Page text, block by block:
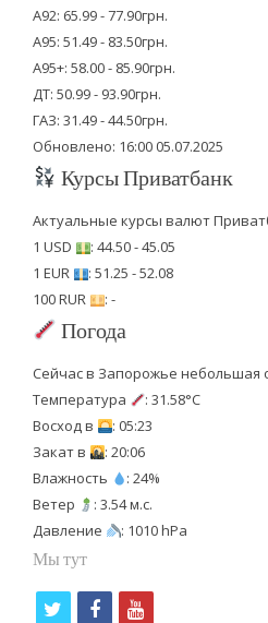
А92: 65.99 - 77.90грн.
А95: 51.49 - 83.50грн.
А95+: 58.00 - 85.90грн.
ДТ: 50.99 - 93.90грн.
ГАЗ: 31.49 - 44.50грн.
Обновлено: 16:00 05.07.2025
Курсы Приватбанк
Актуальные курсы валют
1 USD
: 44.50 - 45.05
1 EUR
: 51.25 - 52.08
100 RUR
: -
Погода
Сейчас в Запорожье небольшая
Температура
: 31.58°C
Восход в
: 05:23
Закат в
: 20:06
Влажность
: 24%
Ветер
: 3.54 м.с.
Давление
: 1010 hPa
Мы тут
f
y